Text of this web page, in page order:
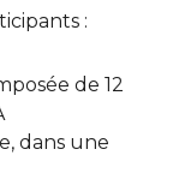
:
de 12
dans une